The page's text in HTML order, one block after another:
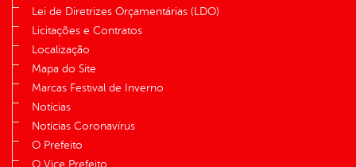
Lei de Diretrizes Orçamentárias (LDO)
Licitações e Contratos
Localização
Mapa do Site
Marcas Festival de Inverno
Notícias
Notícias Coronavírus
O Prefeito
O Vice Prefeito